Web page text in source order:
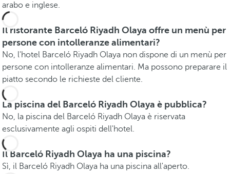
arabo e inglese.
Il ristorante Barceló Riyadh Olaya offre un menù per
persone con intolleranze alimentari?
No, l'hotel Barceló Riyadh Olaya non dispone di un menù per
persone con intolleranze alimentari. Ma possono preparare il
piatto secondo le richieste del cliente.
La piscina del Barceló Riyadh Olaya è pubblica?
No, la piscina del Barceló Riyadh Olaya è riservata
esclusivamente agli ospiti dell'hotel.
Il Barceló Riyadh Olaya ha una piscina?
Sì, il Barceló Riyadh Olaya ha una piscina all'aperto.